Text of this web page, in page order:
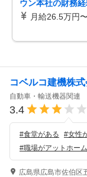
ウン本社の財務
月給26.5万円
コベルコ建機株
自動車・輸送機器関連
3.4
#食堂がある #女性
#職場がアットホーム
広島県広島市佐伯区